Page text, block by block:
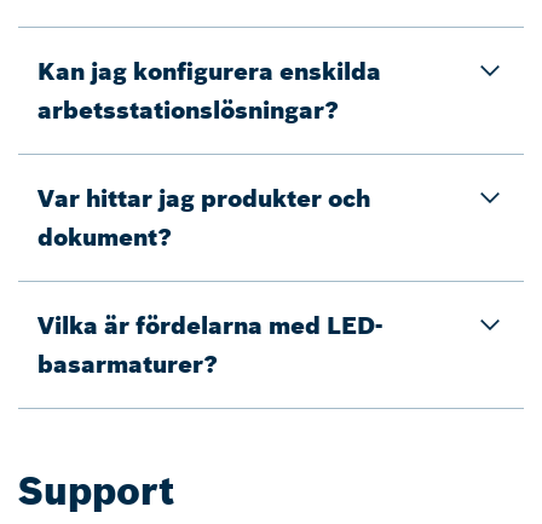
Kan jag konfigurera enskilda
arbetsstationslösningar?
Var hittar jag produkter och
dokument?
Vilka är fördelarna med LED-
basarmaturer?
Support